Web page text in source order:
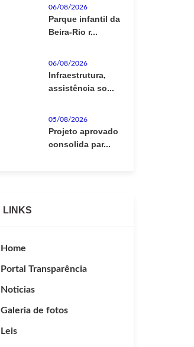
06/08/2026
Parque infantil da
Beira-Rio r...
06/08/2026
Infraestrutura,
assistência so...
05/08/2026
Projeto aprovado
consolida par...
LINKS
Home
Portal Transparência
Noticias
Galeria de fotos
Leis